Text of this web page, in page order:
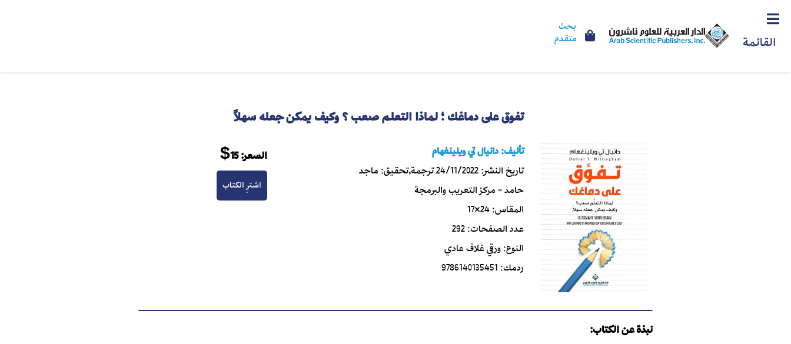
القائمة
بحث
متقدم
تفوق على دماغك ؛ لماذا التعلم صعب ؟ وكيف يمكن جعله سهلاً
تأليف:دانيال تي ويلينغهام
تاريخ النشر:24/11/2022ترجمة,تحقيق:ماجد
حامد - مركز التعريب والبرمجة
المقاس:24×17
عدد الصفحات:292
النوع:ورقي غلاف عادي
ردمك:9786140135451
السعر:15$
اشترِ الكتاب
نبذة عن الكتاب: